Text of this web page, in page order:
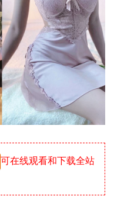
可在线观看和下载全站